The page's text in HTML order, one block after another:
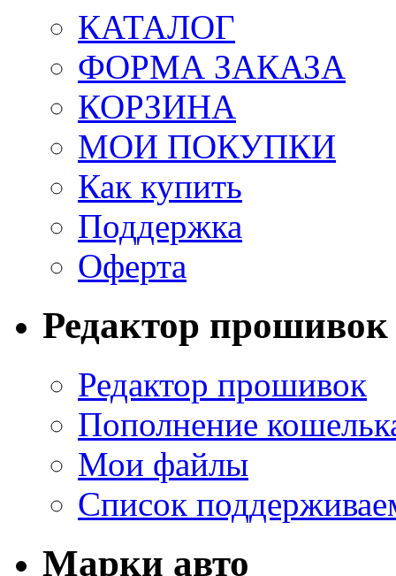
КАТАЛОГ
ФОРМА ЗАКАЗА
КОРЗИНА
МОИ ПОКУПКИ
Как купить
Поддержка
Оферта
Редактор прошивок
Редактор прошивок
Пополнение
Мои файлы
Список
Марки авто